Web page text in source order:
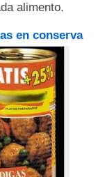
alimento.
en conserva